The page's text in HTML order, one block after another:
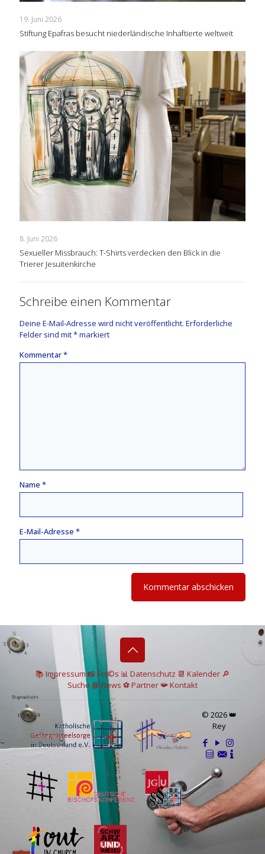
19. Juni 2026
Stiftung Epafras besucht niederländische Inhaftierte weltweit
8. Juni 2026
Sexueller Missbrauch: T-Shirts verdecken den Blick in die
Trierer Jesuitenkirche
Schreibe einen Kommentar
Deine E-Mail-Adresse wird nicht veröffentlicht. Erforderliche
Felder sind mit*markiert
Kommentar*
Name *
E-Mail-Adresse *
📚 Impressum📸Fot©s 📊 Datenschutz 📆 Kalender 🔎
Suche 📘 News ⚽Partner📯Kontakt
© 2026 👑
Rey